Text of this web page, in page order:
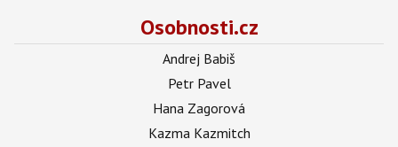
Osobnosti.cz
Andrej Babiš
Petr Pavel
Hana Zagorová
Kazma Kazmitch